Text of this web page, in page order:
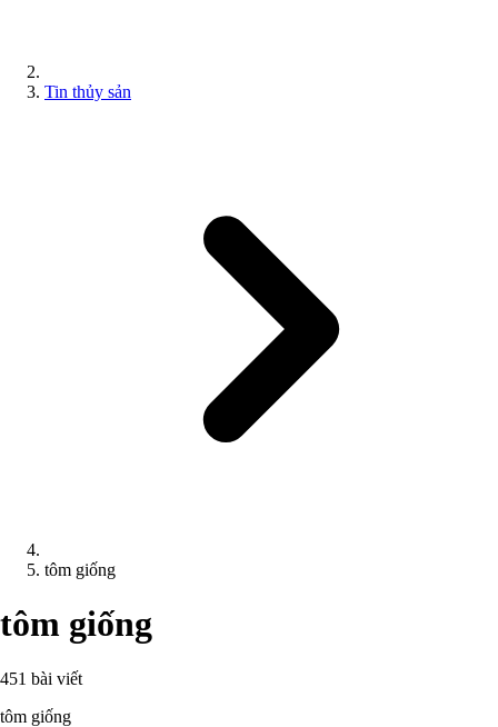
Tin thủy sản
tôm giống
tôm giống
451 bài viết
tôm giống